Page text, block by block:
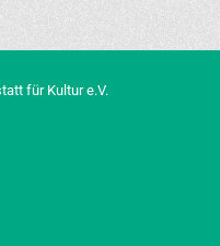
für Kultur e.V.